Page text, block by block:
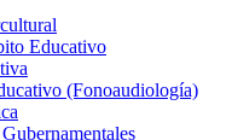
Educativo
(Fonoaudiología)